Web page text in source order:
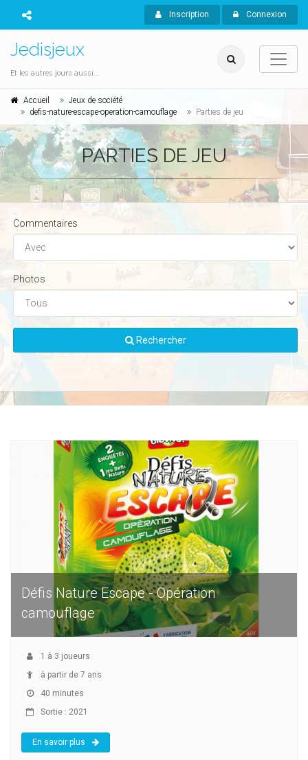
Inscription Connexion
Jedisjeux
Et les autres jours aussi...
Accueil
Jeux de société
defis-nature-escape-operation-camouflage
Parties de jeu
PARTIES DE JEU
Commentaires
Photos
Rechercher
Défis Nature Escape - Opération
camouflage
1 à 3 joueurs
à partir de 7 ans
40 minutes
Sortie : 2021
En savoir plus